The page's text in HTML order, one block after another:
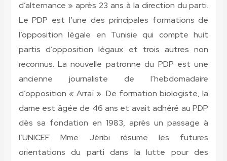
d’alternance » après 23 ans à la direction du parti.
Le PDP est l’une des principales formations de
l’opposition légale en Tunisie qui compte huit
partis d’opposition légaux et trois autres non
reconnus. La nouvelle patronne du PDP est une
ancienne journaliste de l’hebdomadaire
d’opposition « Arraï ». De formation biologiste, la
dame est âgée de 46 ans et avait adhéré au PDP
dès sa fondation en 1983, après un passage à
l’UNICEF. Mme Jéribi résume les futures
orientations du parti dans la lutte pour des